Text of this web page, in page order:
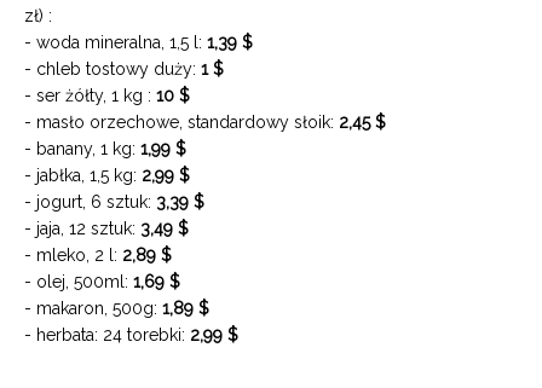
zł) :
- woda mineralna, 1,5 l: 1,39 $
- chleb tostowy duży: 1 $
- ser żółty, 1 kg : 10 $
- masło orzechowe, standardowy słoik: 2,45 $
- banany, 1 kg: 1,99 $
- jabłka, 1,5 kg: 2,99 $
- jogurt, 6 sztuk: 3,39 $
- jaja, 12 sztuk: 3,49 $
- mleko, 2 l: 2,89 $
- olej, 500ml: 1,69 $
- makaron, 500g: 1,89 $
- herbata: 24 torebki: 2,99 $